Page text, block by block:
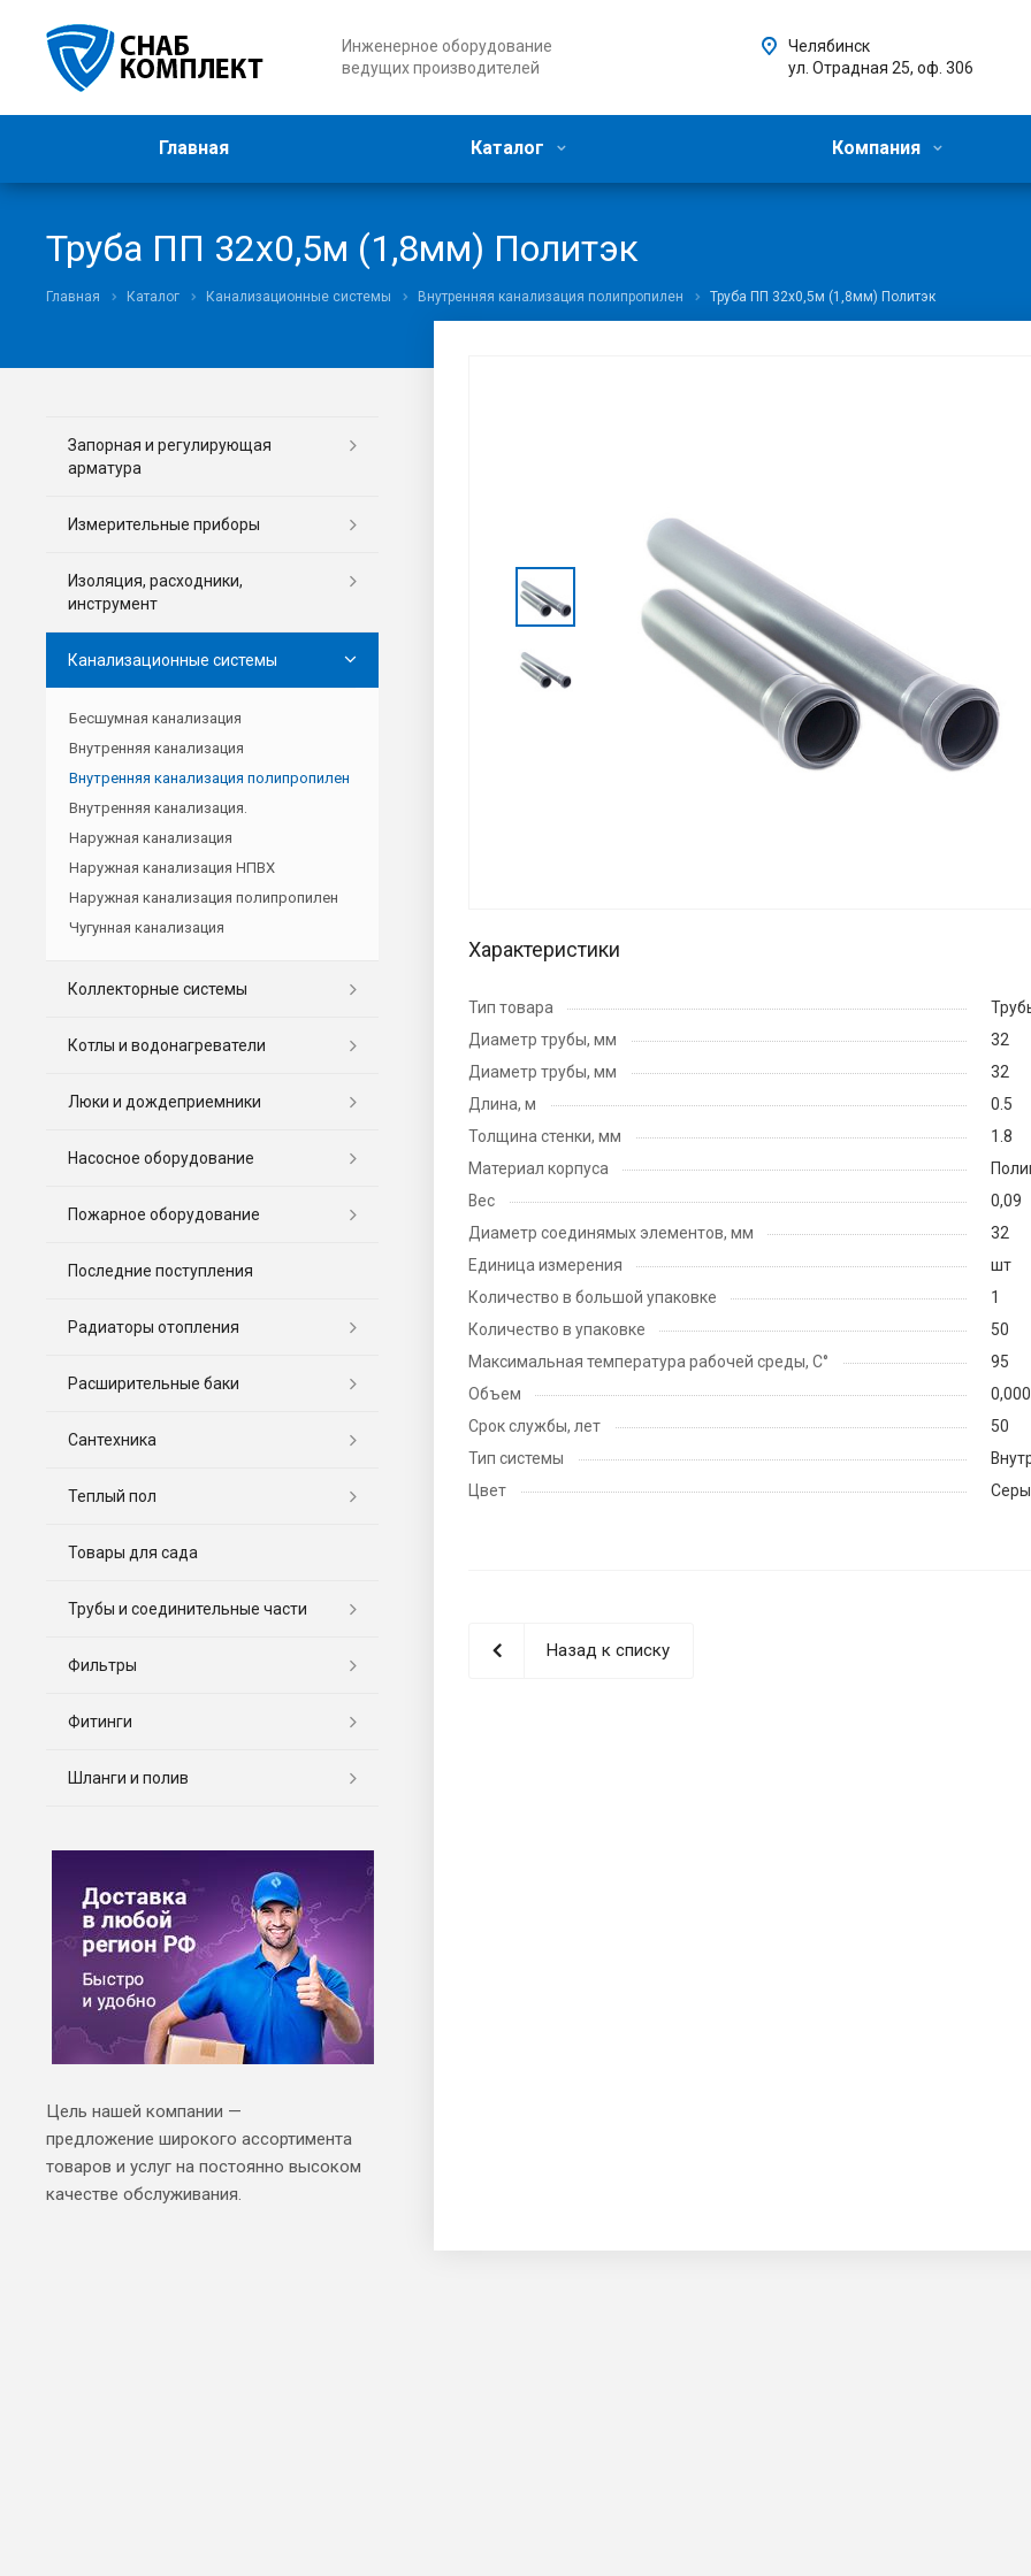
Инженерное оборудование
ведущих производителей
Челябинск
ул. Отрадная 25, оф. 306
Главная Каталог Компания
Труба ПП 32х0,5м (1,8мм) Политэк
Главная Каталог Канализационные системы Внутренняя канализация полипропилен Труба ПП 32х0,5м (1,8мм) Политэк
Характеристики
Тип товара
Диаметр трубы, мм
32
Диаметр трубы, мм
32
Длина, м
0.5
Толщина стенки, мм
1.8
Материал корпуса
Вес
0,09
Диаметр соединямых элементов, мм
32
Единица измерения
шт
Количество в большой упаковке
1
Количество в упаковке
50
Максимальная температура рабочей среды, С°
95
Объем
Срок службы, лет
50
Тип системы
Цвет
Назад к списку
Запорная и регулирующая
арматура
Измерительные приборы
Изоляция, расходники,
инструмент
Канализационные системы
Бесшумная канализация
Внутренняя канализация
Внутренняя канализация полипропилен
Внутренняя канализация.
Наружная канализация
Наружная канализация НПВХ
Наружная канализация полипропилен
Чугунная канализация
Коллекторные системы
Котлы и водонагреватели
Люки и дождеприемники
Насосное оборудование
Пожарное оборудование
Последние поступления
Радиаторы отопления
Расширительные баки
Сантехника
Теплый пол
Товары для сада
Трубы и соединительные части
Фильтры
Фитинги
Шланги и полив
Цель нашей компании —
предложение широкого ассортимента
товаров и услуг на постоянно высоком
качестве обслуживания.